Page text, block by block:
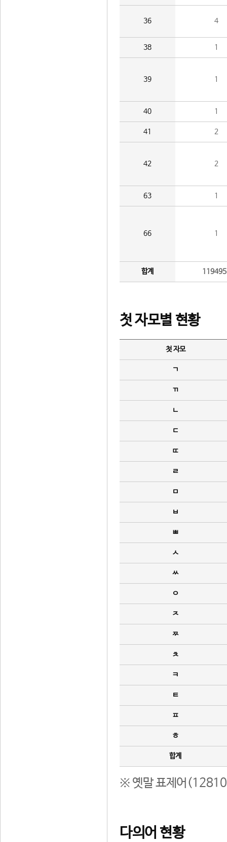
36 4
38 1
39 1
40 1
41 2
42 2
63 1
66 1
합계
첫 자모별 현황
첫 자모
ㄱ
ㄲ
ㄴ
ㄷ
ㄸ
ㄹ
ㅁ
ㅂ
ㅃ
ㅅ
ㅆ
ㅇ
ㅈ
ㅉ
ㅊ
ㅋ
ㅌ
ㅍ
ㅎ
합계
※ 옛말 표제어(12810
다의어 현황